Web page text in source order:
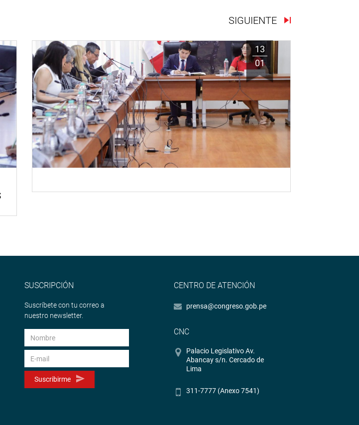
SIGUIENTE
13
01
SUSCRIPCIÓN
Suscríbete con tu correo a
nuestro newsletter.
Suscribirme
CENTRO DE ATENCIÓN
prensa@congreso.gob.pe
CNC
Palacio Legislativo Av.
Abancay s/n. Cercado de
Lima
311-7777 (Anexo 7541)